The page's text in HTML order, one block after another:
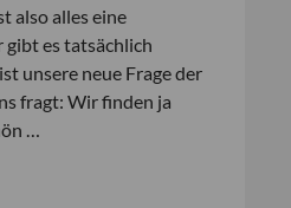
also alles eine
gibt es tatsächlich
unsere neue Frage der
fragt: Wir finden ja
…